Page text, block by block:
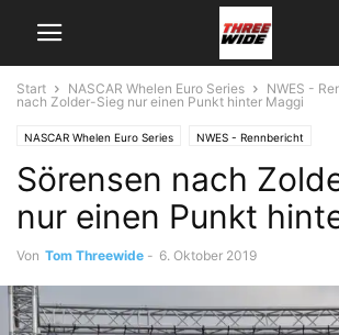
Start NASCAR Whelen Euro Series NWES -
nach Zolder-Sieg nur einen Punkt hinter Maggi
NASCAR Whelen Euro Series NWES - Rennbericht
Sörensen nach
nur einen Punkt
Von Tom Threewide - 6. Oktober 2019